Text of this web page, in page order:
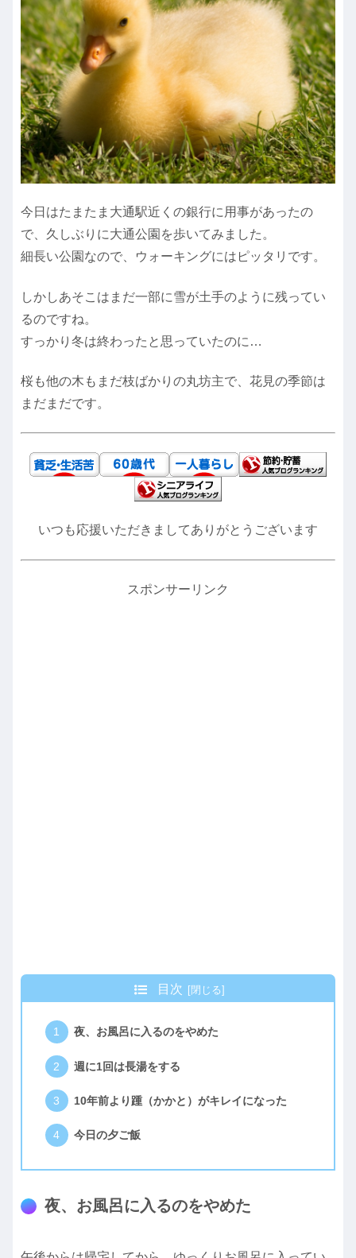
今日はたまたま大通駅近くの銀行に用事があったの
で、久しぶりに大通公園を歩いてみました。
細長い公園なので、ウォーキングにはピッタリです。
しかしあそこはまだ一部に雪が土手のように残ってい
るのですね。
すっかり冬は終わったと思っていたのに…
桜も他の木もまだ枝ばかりの丸坊主で、花見の季節は
まだまだです。
いつも応援いただきましてありがとうございます
スポンサーリンク
目次
夜、お風呂に入るのをやめた
週に1回は長湯をする
10年前より踵（かかと）がキレイになった
今日の夕ご飯
夜、お風呂に入るのをやめた